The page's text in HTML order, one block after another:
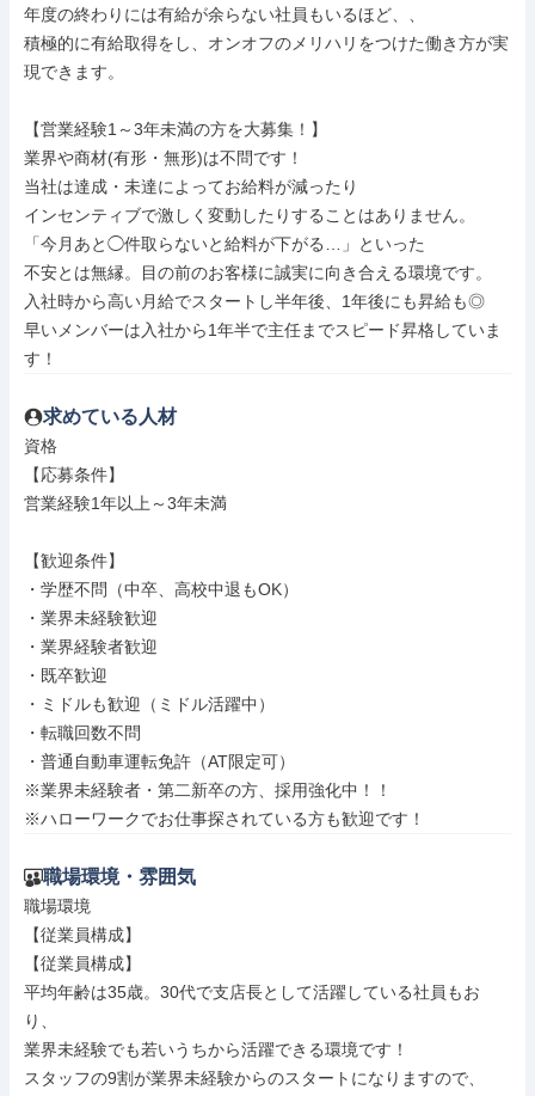
年度の終わりには有給が余らない社員もいるほど、、
積極的に有給取得をし、オンオフのメリハリをつけた働き方が実
現できます。
【営業経験1～3年未満の方を大募集！】
業界や商材(有形・無形)は不問です！
当社は達成・未達によってお給料が減ったり
インセンティブで激しく変動したりすることはありません。
「今月あと◯件取らないと給料が下がる…」といった
不安とは無縁。目の前のお客様に誠実に向き合える環境です。
入社時から高い月給でスタートし半年後、1年後にも昇給も◎
早いメンバーは入社から1年半で主任までスピード昇格していま
す！
求めている人材
資格
【応募条件】
営業経験1年以上～3年未満
【歓迎条件】
・学歴不問（中卒、高校中退もOK）
・業界未経験歓迎
・業界経験者歓迎
・既卒歓迎
・ミドルも歓迎（ミドル活躍中）
・転職回数不問
・普通自動車運転免許（AT限定可）
※業界未経験者・第二新卒の方、採用強化中！！
※ハローワークでお仕事探されている方も歓迎です！
職場環境・雰囲気
職場環境
【従業員構成】
【従業員構成】
平均年齢は35歳。30代で支店長として活躍している社員もお
り、
業界未経験でも若いうちから活躍できる環境です！
スタッフの9割が業界未経験からのスタートになりますので、